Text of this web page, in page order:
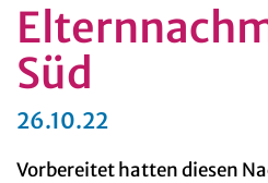
Süd
26.10.22
Vorbereitet hatten diesen